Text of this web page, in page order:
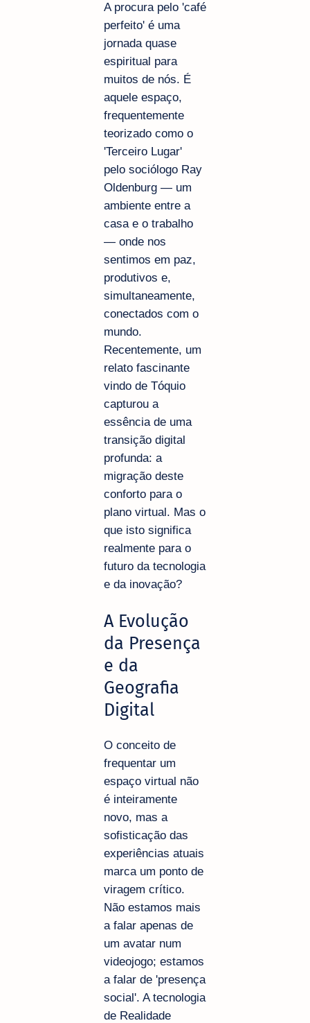
A procura pelo 'café
perfeito' é uma
jornada quase
espiritual para
muitos de nós. É
aquele espaço,
frequentemente
teorizado como o
'Terceiro Lugar'
pelo sociólogo Ray
Oldenburg — um
ambiente entre a
casa e o trabalho
— onde nos
sentimos em paz,
produtivos e,
simultaneamente,
conectados com o
mundo.
Recentemente, um
relato fascinante
vindo de Tóquio
capturou a
essência de uma
transição digital
profunda: a
migração deste
conforto para o
plano virtual. Mas o
que isto significa
realmente para o
futuro da tecnologia
e da inovação?
A Evolução
da Presença
e da
Geografia
Digital
O conceito de
frequentar um
espaço virtual não
é inteiramente
novo, mas a
sofisticação das
experiências atuais
marca um ponto de
viragem crítico.
Não estamos mais
a falar apenas de
um avatar num
videojogo; estamos
a falar de 'presença
social'. A tecnologia
de Realidade